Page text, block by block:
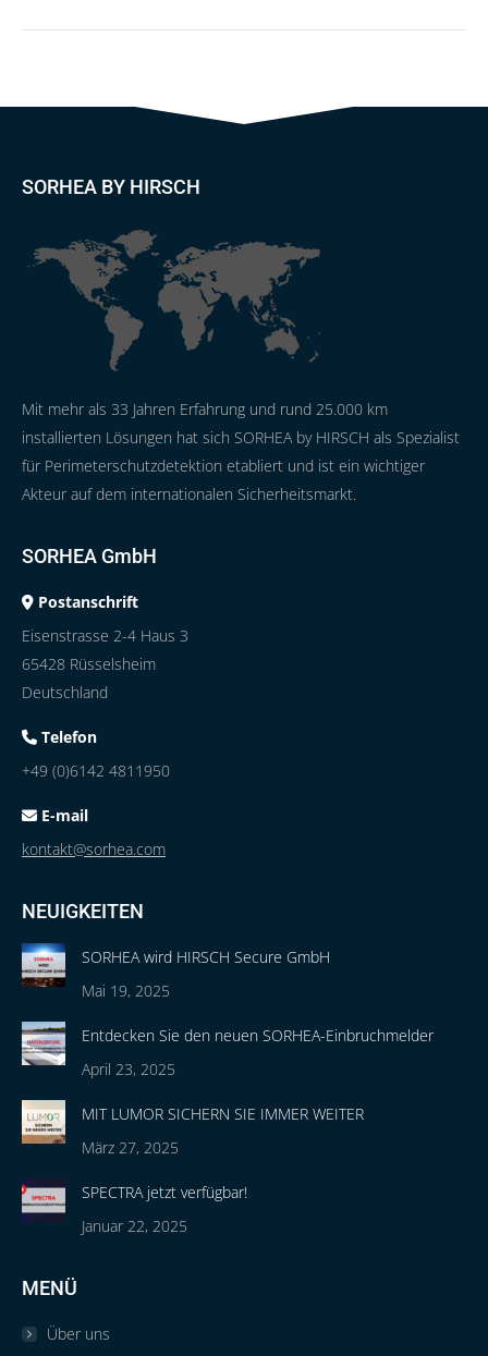
SORHEA BY HIRSCH
Mit mehr als 33 Jahren Erfahrung und rund 25.000 km
installierten Lösungen hat sich SORHEA by HIRSCH als Spezialist
für Perimeterschutzdetektion etabliert und ist ein wichtiger
Akteur auf dem internationalen Sicherheitsmarkt.
SORHEA GmbH
Postanschrift
Eisenstrasse 2-4 Haus 3
65428 Rüsselsheim
Deutschland
Telefon
+49 (0)6142 4811950
E-mail
kontakt@sorhea.com
NEUIGKEITEN
SORHEA wird HIRSCH Secure GmbH
Mai 19, 2025
Entdecken Sie den neuen SORHEA-Einbruchmelder
April 23, 2025
MIT LUMOR SICHERN SIE IMMER WEITER
März 27, 2025
SPECTRA jetzt verfügbar!
Januar 22, 2025
MENÜ
Über uns